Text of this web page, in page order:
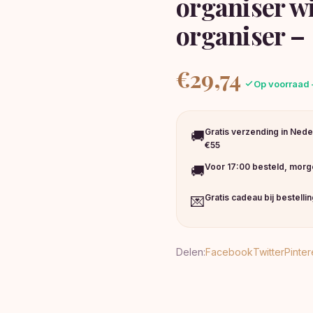
organiser –
€29,74 Op
🚚Gratis verzending in
€55
🚚Voor 17:00 besteld,
💌Gratis cadeau bij
Delen:FacebookTwitter